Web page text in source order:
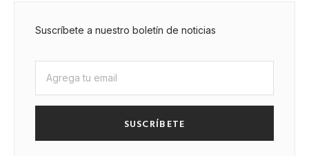
Suscríbete a nuestro boletín de noticias
SUSCRÍBETE